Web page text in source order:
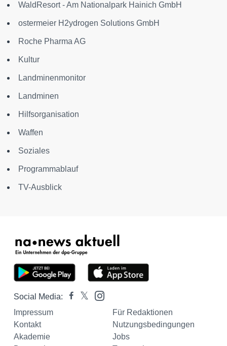
WaldResort - Am Nationalpark Hainich GmbH
ostermeier H2ydrogen Solutions GmbH
Roche Pharma AG
Kultur
Landminenmonitor
Landminen
Hilfsorganisation
Waffen
Soziales
Programmablauf
TV-Ausblick
Social Media:
Impressum
Für Redaktionen
Kontakt
Nutzungsbedingungen
Akademie
Jobs